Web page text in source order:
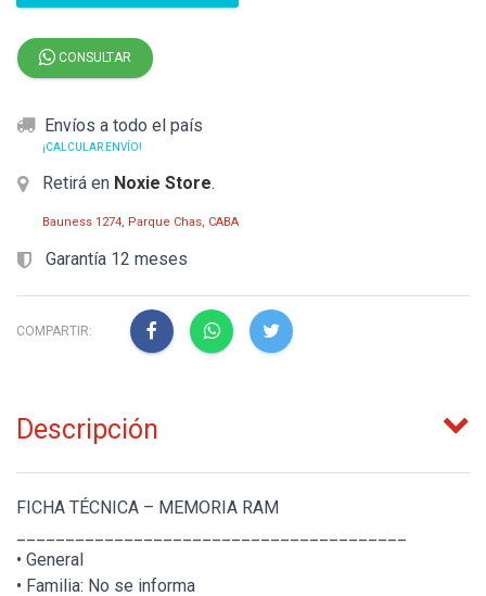
CONSULTAR
Envíos a todo el país
¡CALCULAR ENVÍO!
Retirá en Noxie Store.
Bauness 1274, Parque Chas, CABA
Garantía 12 meses
COMPARTIR:
Descripción
FICHA TÉCNICA – MEMORIA RAM
• General
• Familia: No se informa